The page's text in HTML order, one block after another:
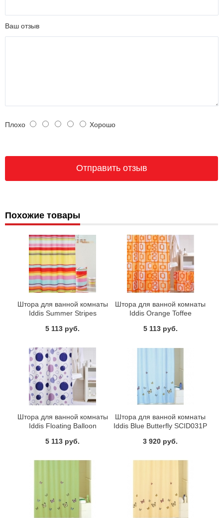
Ваш отзыв
Плохо Хорошо
Похожие товары
Штора для ванной комнаты
Iddis Summer Stripes
5 113 руб.
Штора для ванной комнаты
Iddis Orange Toffee
5 113 руб.
Штора для ванной комнаты
Iddis Floating Balloon
5 113 руб.
Штора для ванной комнаты
Iddis Blue Butterfly SCID031P
3 920 руб.